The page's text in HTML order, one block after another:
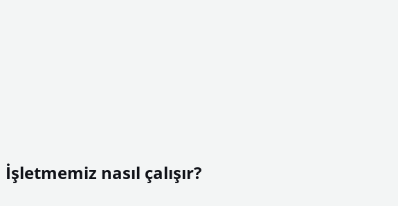
İşletmemiz nasıl çalışır?